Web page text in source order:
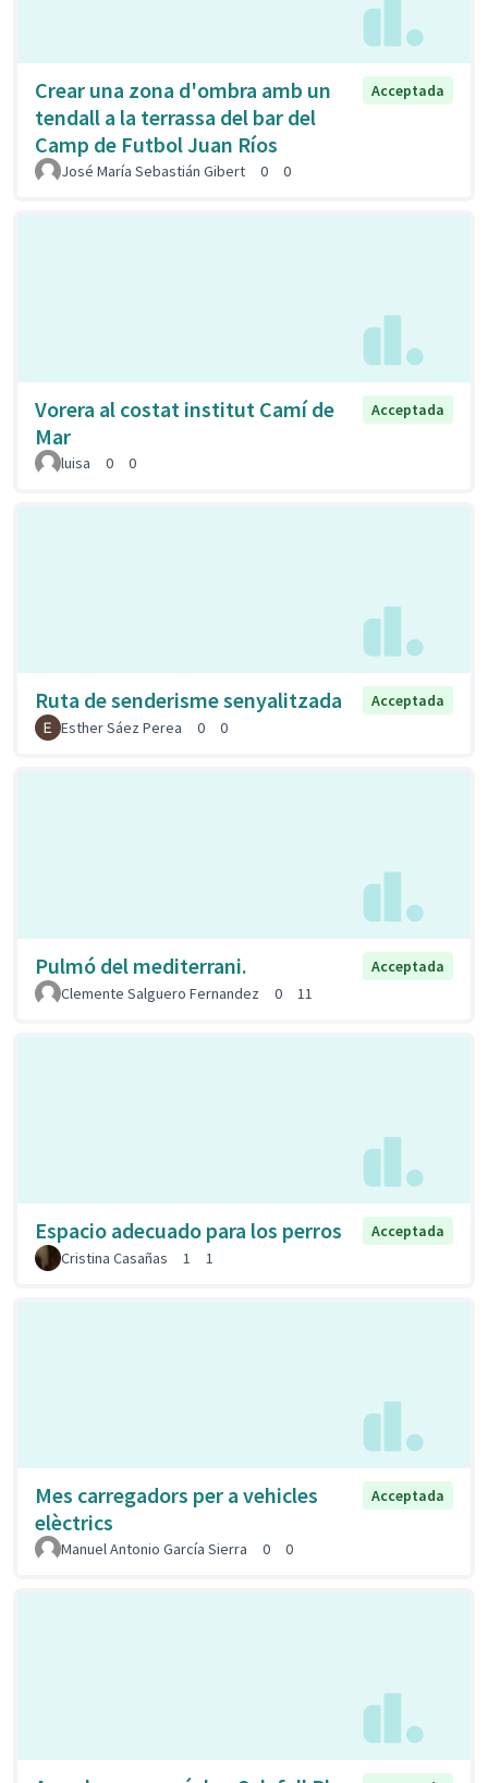
Crear una zona d'ombra amb un
tendall a la terrassa del bar del
Camp de Futbol Juan Ríos
Acceptada
José María Sebastián Gibert 0 0
Vorera al costat institut Camí de
Mar
Acceptada
luisa 0 0
Ruta de senderisme senyalitzada
Acceptada
Esther Sáez Perea
0 0
Pulmó del mediterrani.
Acceptada
Clemente Salguero Fernandez
0 11
Espacio adecuado para los perros
Acceptada
Cristina Casañas
1 1
Mes carregadors per a vehicles
elèctrics
Acceptada
Manuel Antonio García Sierra 0 0